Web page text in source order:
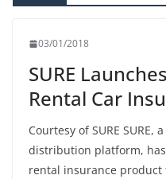
03/01/2018
SURE
Rental Car
Courtesy of SURE SURE,
distribution platform,
rental insurance product